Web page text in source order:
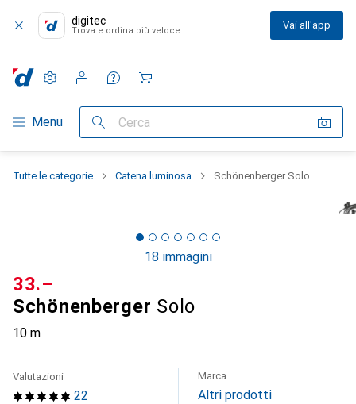
digitec
Trova e ordina più veloce Vai all'app
Categoria Navigazione
Menu Cerca
Impostazioni
Conto cliente
Liste di confronto
Liste dei desideri
Carrello
Tutte le categorie Catena luminosa Schönenberger Solo
18 immagini
Schönenberger Solo
10 m
CHF
33.–
22
Valutazioni Marca
Altri prodotti